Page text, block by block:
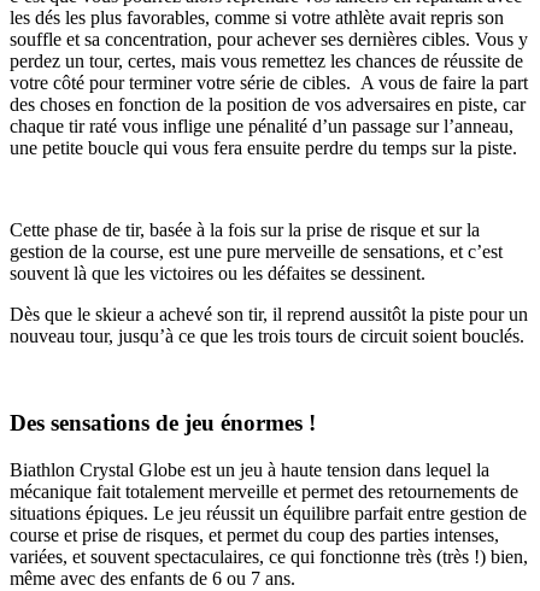
les dés les plus favorables, comme si votre athlète avait repris son
souffle et sa concentration, pour achever ses dernières cibles. Vous y
perdez un tour, certes, mais vous remettez les chances de réussite de
votre côté pour terminer votre série de cibles. A vous de faire la part
des choses en fonction de la position de vos adversaires en piste, car
chaque tir raté vous inflige une pénalité d’un passage sur l’anneau,
une petite boucle qui vous fera ensuite perdre du temps sur la piste.
Cette phase de tir, basée à la fois sur la prise de risque et sur la
gestion de la course, est une pure merveille de sensations, et c’est
souvent là que les victoires ou les défaites se dessinent.
Dès que le skieur a achevé son tir, il reprend aussitôt la piste pour un
nouveau tour, jusqu’à ce que les trois tours de circuit soient bouclés.
Des sensations de jeu énormes !
Biathlon Crystal Globe est un jeu à haute tension dans lequel la
mécanique fait totalement merveille et permet des retournements de
situations épiques. Le jeu réussit un équilibre parfait entre gestion de
course et prise de risques, et permet du coup des parties intenses,
variées, et souvent spectaculaires, ce qui fonctionne très (très !) bien,
même avec des enfants de 6 ou 7 ans.